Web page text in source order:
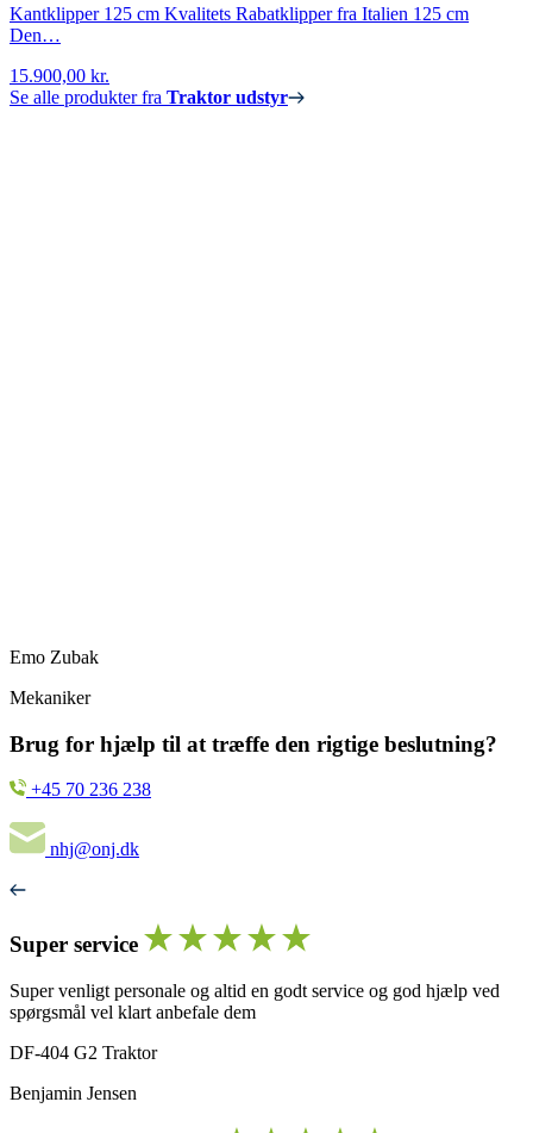
Kantklipper 125 cm Kvalitets Rabatklipper fra Italien 125 cm
Den…
15.900,00 kr.
Se alle produkter fra Traktor udstyr
Emo Zubak
Mekaniker
Brug for hjælp til at træffe den rigtige beslutning?
+45 70 236 238
nhj@onj.dk
Super service
Super venligt personale og altid en godt service og god hjælp ved
spørgsmål vel klart anbefale dem
DF-404 G2 Traktor
Benjamin Jensen